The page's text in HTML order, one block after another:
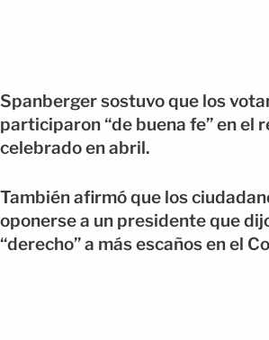
Spanberger sostuvo que los
participaron “de buena fe” en el
celebrado en abril.
También afirmó que los
oponerse a un presidente que
“derecho” a más escaños en el